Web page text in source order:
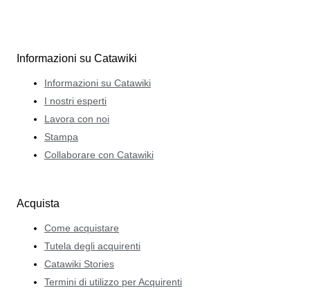
Informazioni su Catawiki
Informazioni su Catawiki
I nostri esperti
Lavora con noi
Stampa
Collaborare con Catawiki
Acquista
Come acquistare
Tutela degli acquirenti
Catawiki Stories
Termini di utilizzo per Acquirenti